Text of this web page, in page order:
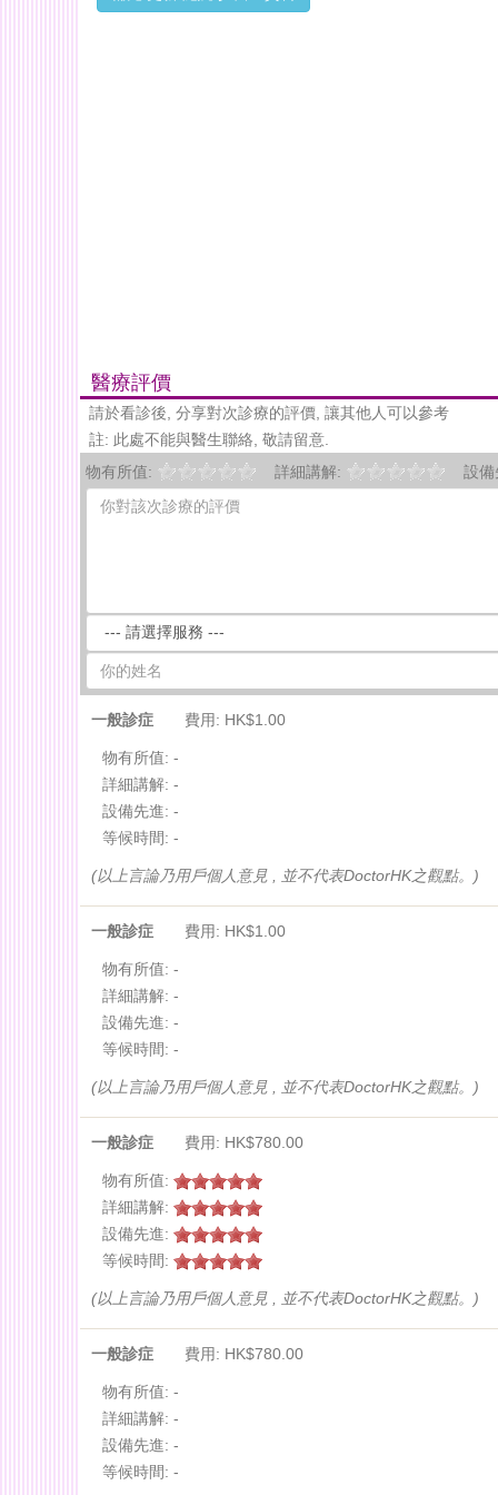
醫療評價
請於看診後, 分享對次診療的評價, 讓其他人可以參考
註: 此處不能與醫生聯絡, 敬請留意.
物有所值:
詳細講解: 設備
一般診症 費用: HK$1.00
物有所值: -
詳細講解: -
設備先進: -
等候時間: -
(以上言論乃用戶個人意見 , 並不代表DoctorHK之觀點。)
一般診症 費用: HK$1.00
物有所值: -
詳細講解: -
設備先進: -
等候時間: -
(以上言論乃用戶個人意見 , 並不代表DoctorHK之觀點。)
一般診症 費用: HK$780.00
物有所值:
詳細講解:
設備先進:
等候時間:
(以上言論乃用戶個人意見 , 並不代表DoctorHK之觀點。)
一般診症 費用: HK$780.00
物有所值: -
詳細講解: -
設備先進: -
等候時間: -